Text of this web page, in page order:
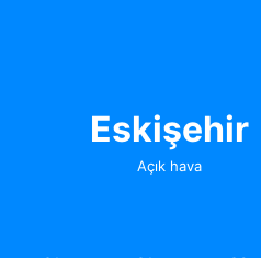
Eskişehir
Açık hava